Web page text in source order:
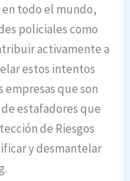
en todo el mundo,
policiales como
activamente a
estos intentos
empresas que son
estafadores que
de Riesgos
y desmantelar